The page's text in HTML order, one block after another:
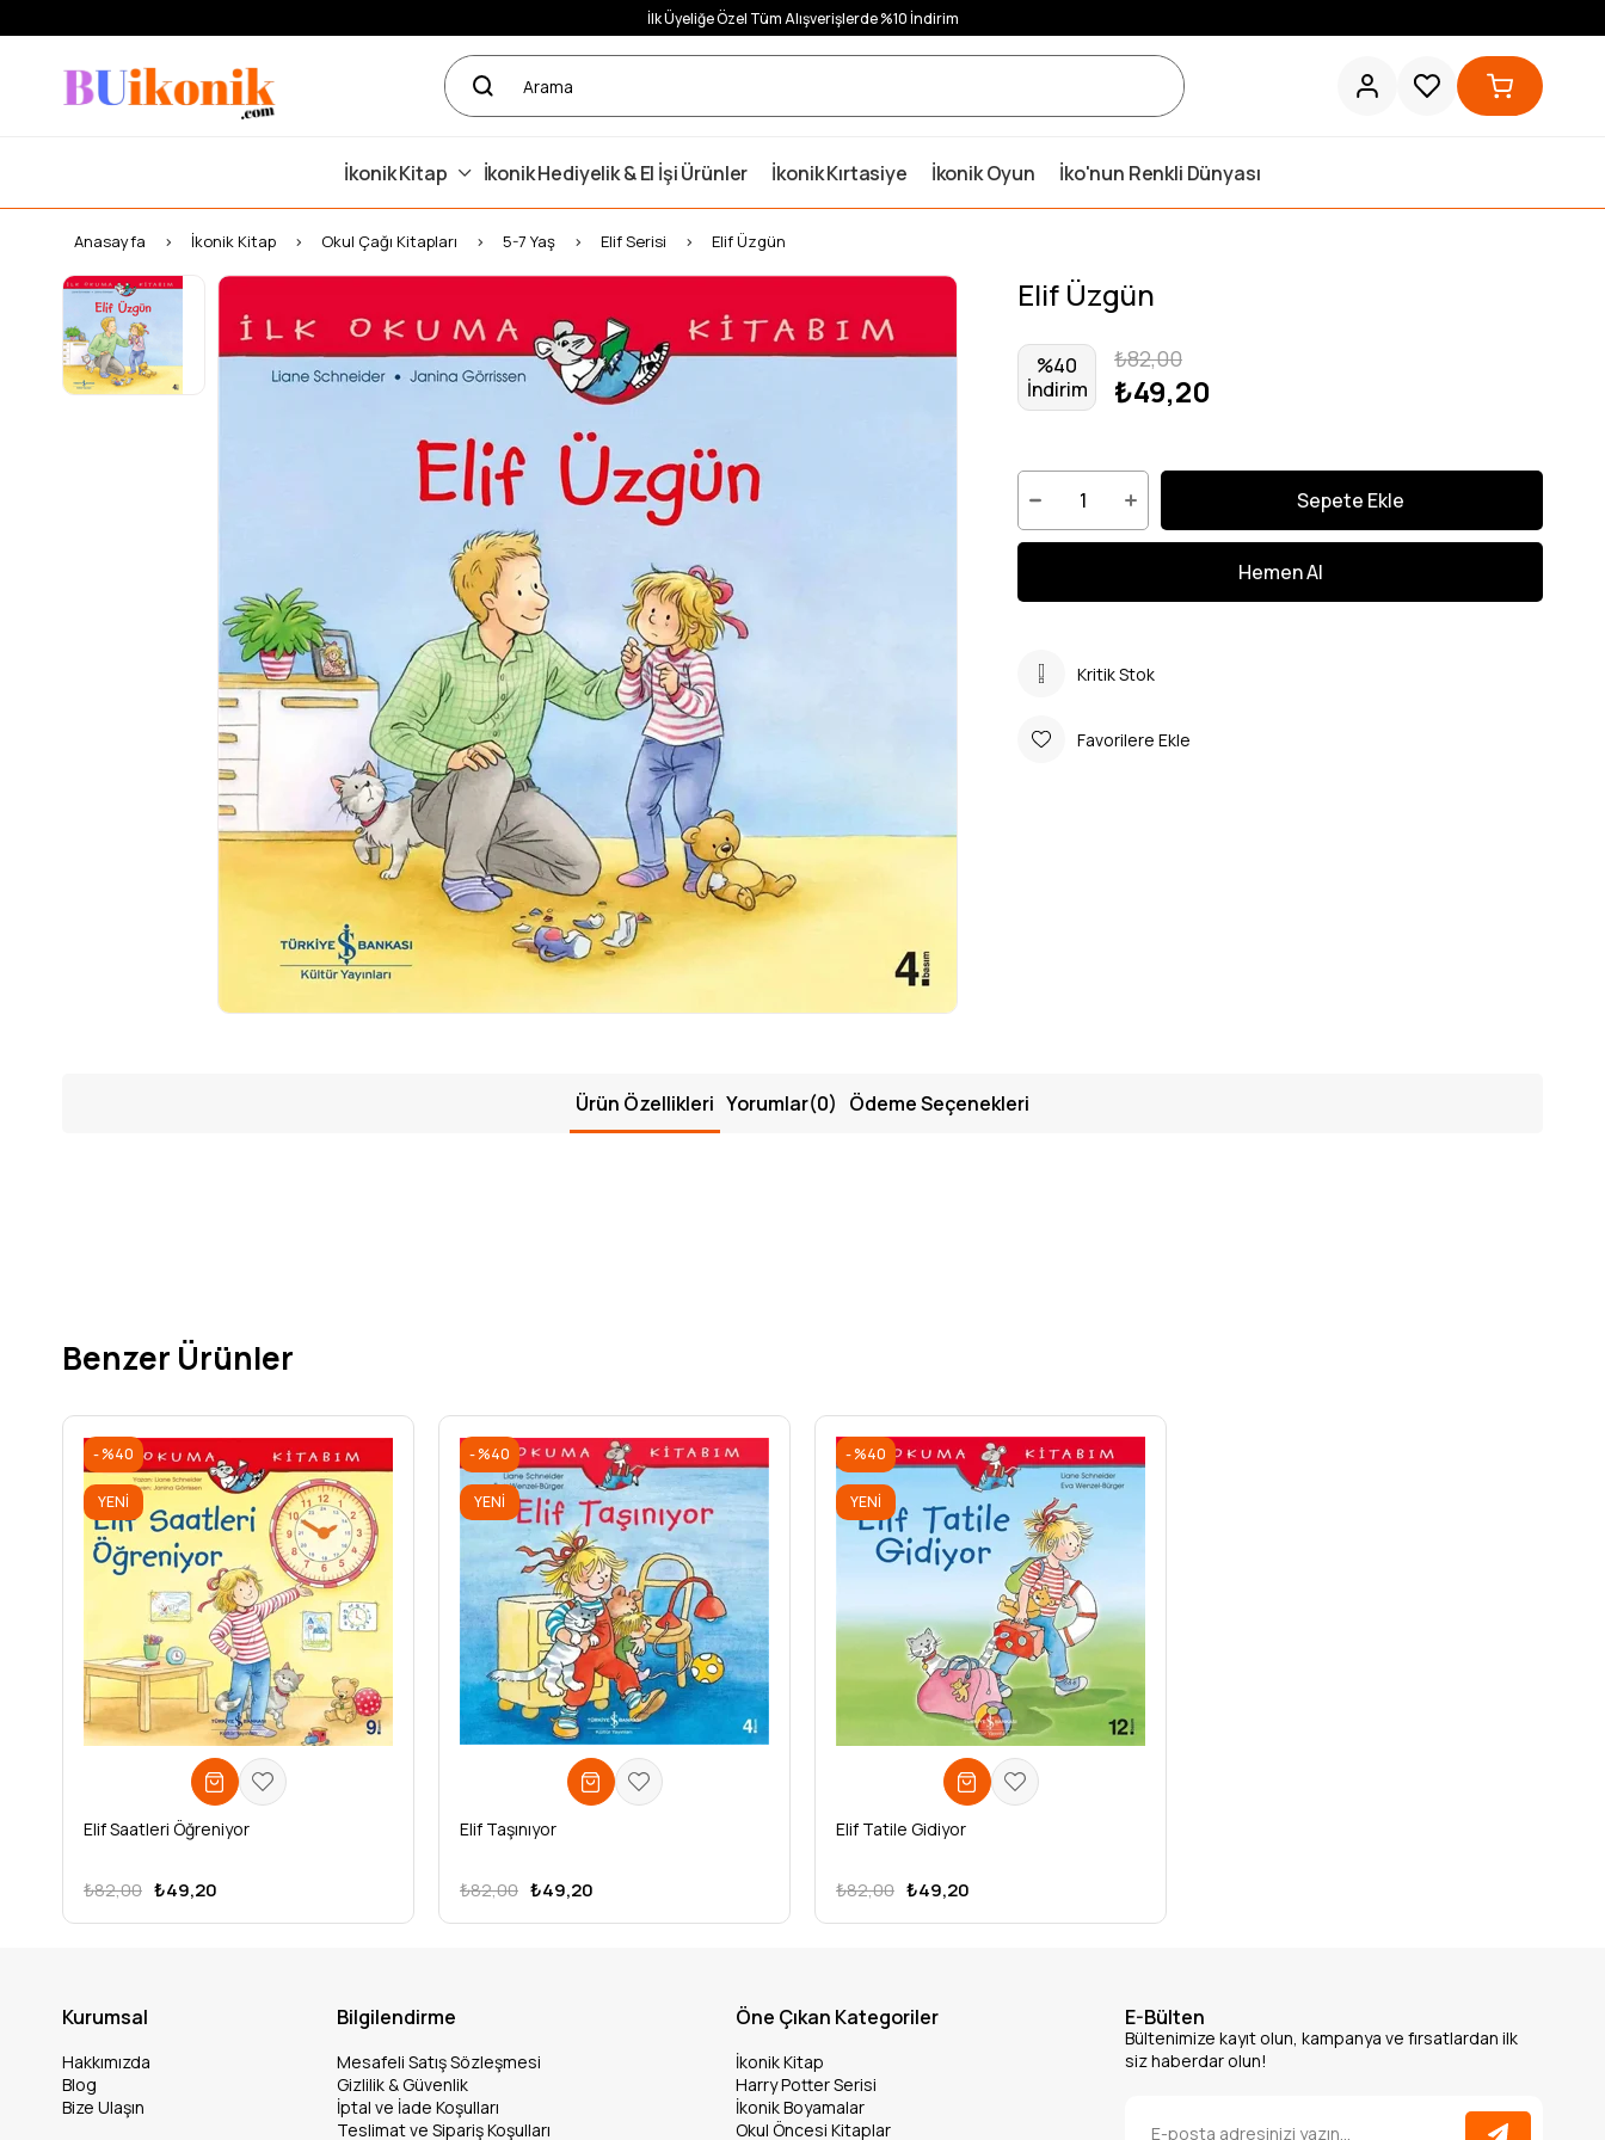
İlk Üyeliğe Özel Tüm Alışverişlerde %10 İndirim
İkonik Kitap İkonik Hediyelik & El İşi Ürünler İkonik Kırtasiye İkonik Oyun İko'nun Renkli Dünyası
Anasayfa İkonik Kitap Okul Çağı Kitapları 5-7 Yaş Elif Serisi Elif Üzgün
Elif Üzgün
%40
İndirim
₺82,00
₺49,20
Kritik Stok
Favorilere Ekle
Ürün Özellikleri Yorumlar(0) Ödeme Seçenekleri
Benzer Ürünler
Elif Saatleri Öğreniyor
₺49,20
₺82,00
%40
YENI
ÜRÜN
Elif Taşınıyor
₺49,20
₺82,00
%40
YENI
Elif Tatile Gidiyor
₺49,20
₺82,00
%40
YENI
ÜRÜN
Kurumsal
Hakkımızda
Blog
Bize Ulaşın
Bilgilendirme
Mesafeli Satış Sözleşmesi
Gizlilik & Güvenlik
İptal ve İade Koşulları
Teslimat ve Sipariş Koşulları
Öne Çıkan Kategoriler
İkonik Kitap
Harry Potter Serisi
İkonik Boyamalar
Okul Öncesi Kitaplar
E-Bülten
Bültenimize kayıt olun, kampanya ve fırsatlardan ilk
siz haberdar olun!